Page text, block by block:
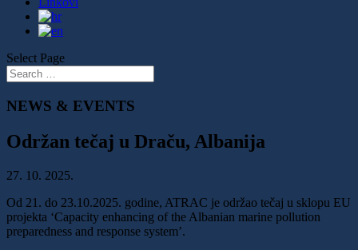
Select Page
NEWS & EVENTS
Održan tečaj u Draču, Albanija
27. 10. 2025.
Od 21. do 23.10.2025. godine, ATRAC je održao tečaj u sklopu EU
projekta ‘Capacity enhancing of the Albanian marine pollution
preparedness and response system’.